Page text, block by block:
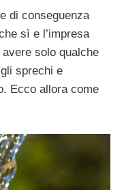
di conseguenza
sì e l’impresa
solo qualche
sprechi e
Ecco allora come